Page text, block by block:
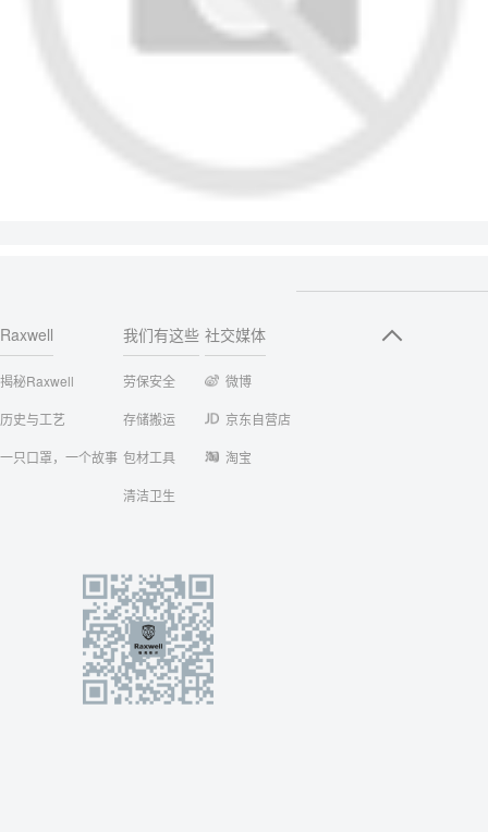
Raxwell
揭秘Raxwell
历史与工艺
一只口罩，一个故事
我们有这些
劳保安全
存储搬运
包材工具
清洁卫生
社交媒体
微博
京东自营店
淘宝